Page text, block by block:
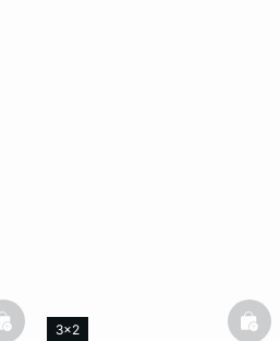
basketfull
3x2